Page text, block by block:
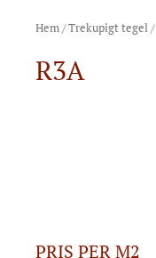
Hem/Trekupigt tegel/
R3A
PRIS PER M2